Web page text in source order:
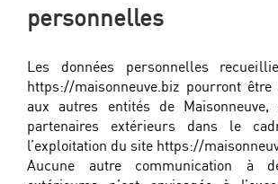
personnelles
Les données personnelles
https://maisonneuve.biz pourront être
aux autres entités de Maisonneuve,
partenaires extérieurs dans le
l’exploitation du site https://
Aucune autre communication à